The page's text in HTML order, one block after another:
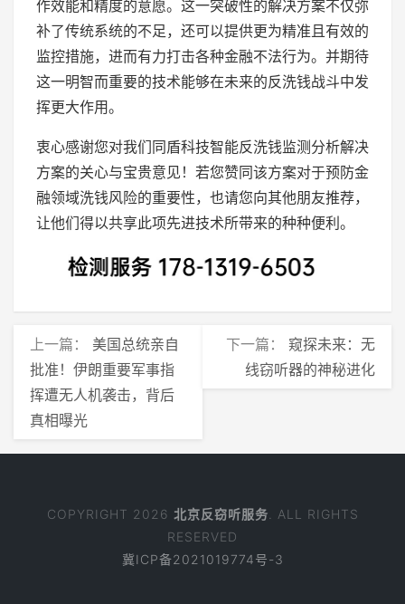
作效能和精度的意愿。这一突破性的解决方案不仅弥
补了传统系统的不足，还可以提供更为精准且有效的
监控措施，进而有力打击各种金融不法行为。并期待
这一明智而重要的技术能够在未来的反洗钱战斗中发
挥更大作用。
衷心感谢您对我们同盾科技智能反洗钱监测分析解决
方案的关心与宝贵意见！若您赞同该方案对于预防金
融领域洗钱风险的重要性，也请您向其他朋友推荐，
让他们得以共享此项先进技术所带来的种种便利。
上一篇： 美国总统亲自
批准！伊朗重要军事指
挥遭无人机袭击，背后
真相曝光
下一篇： 窥探未来：无
线窃听器的神秘进化
COPYRIGHT 2026 北京反窃听服务 . ALL RIGHTS
RESERVED
冀ICP备2021019774号-3